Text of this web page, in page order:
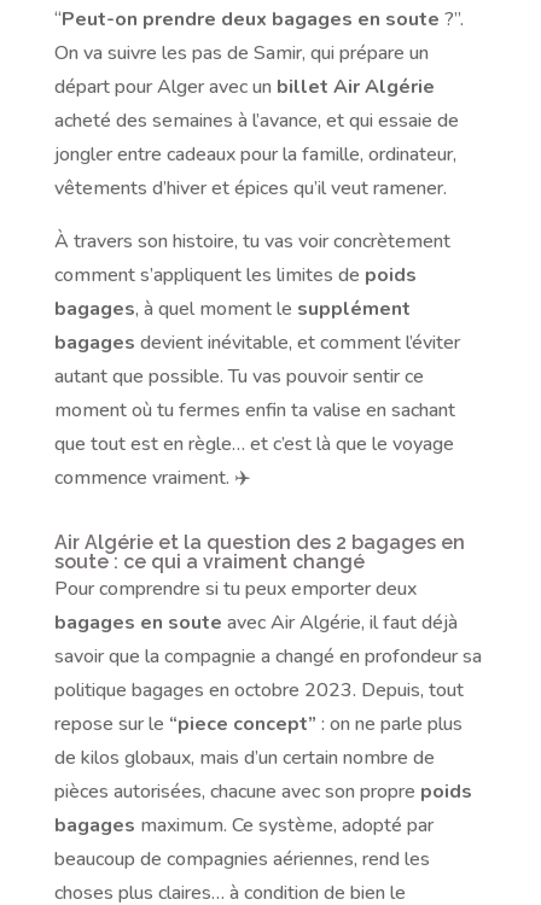
“Peut-on prendre deux bagages en soute ?”.
On va suivre les pas de Samir, qui prépare un
départ pour Alger avec un billet Air Algérie
acheté des semaines à l’avance, et qui essaie de
jongler entre cadeaux pour la famille, ordinateur,
vêtements d’hiver et épices qu’il veut ramener.
À travers son histoire, tu vas voir concrètement
comment s’appliquent les limites de poids
bagages, à quel moment le supplément
bagages devient inévitable, et comment l’éviter
autant que possible. Tu vas pouvoir sentir ce
moment où tu fermes enfin ta valise en sachant
que tout est en règle… et c’est là que le voyage
commence vraiment. ✈️
Air Algérie et la question des 2 bagages en
soute : ce qui a vraiment changé
Pour comprendre si tu peux emporter deux
bagages en soute avec Air Algérie, il faut déjà
savoir que la compagnie a changé en profondeur sa
politique bagages en octobre 2023. Depuis, tout
repose sur le “piece concept” : on ne parle plus
de kilos globaux, mais d’un certain nombre de
pièces autorisées, chacune avec son propre poids
bagages maximum. Ce système, adopté par
beaucoup de compagnies aériennes, rend les
choses plus claires… à condition de bien le